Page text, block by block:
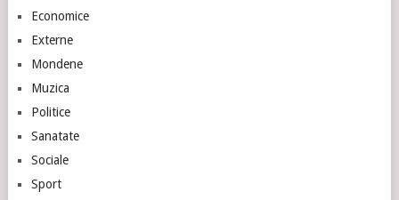
Economice
Externe
Mondene
Muzica
Politice
Sanatate
Sociale
Sport